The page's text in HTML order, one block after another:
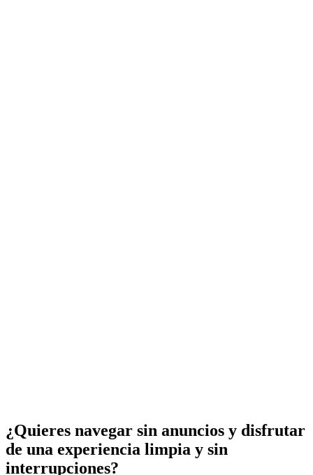
¿Quieres navegar sin anuncios y disfrutar
de una experiencia limpia y sin
interrupciones?